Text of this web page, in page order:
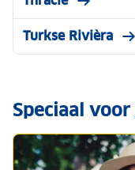
Turkse Rivièra
Speciaal